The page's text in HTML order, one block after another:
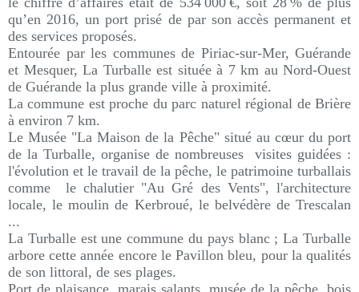
qu’en 2016, un port prisé de par son accès permanent et
des services proposés.
Entourée par les communes de Piriac-sur-Mer, Guérande
et Mesquer, La Turballe est située à 7 km au Nord-Ouest
de Guérande la plus grande ville à proximité.
La commune est proche du parc naturel régional de Brière
à environ 7 km.
Le Musée "La Maison de la Pêche" situé au cœur du port
de la Turballe, organise de nombreuses visites guidées :
l'évolution et le travail de la pêche, le patrimoine turballais
comme le chalutier "Au Gré des Vents", l'architecture
locale, le moulin de Kerbroué, le belvédère de Trescalan
...
La Turballe est une commune du pays blanc ; La Turballe
arbore cette année encore le Pavillon bleu, pour la qualités
de son littoral, de ses plages.
Port de plaisance, marais salants, musée de la pêche, bois